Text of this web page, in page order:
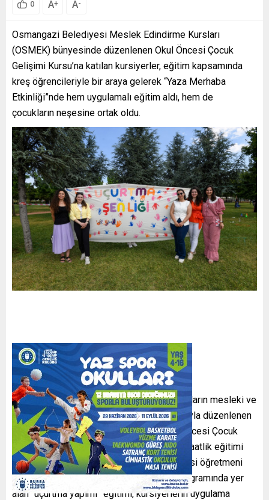
0 A+ A-
Osmangazi Belediyesi Meslek Edindirme Kursları
(OSMEK) bünyesinde düzenlenen Okul Öncesi Çocuk
Gelişimi Kursu’na katılan kursiyerler, eğitim kapsamında
kreş öğrencileriyle bir araya gelerek “Yaza Merhaba
Etkinliği”nde hem uygulamalı eğitim aldı, hem de
çocukların neşesine ortak oldu.
Osmangazi Belediyesi tarafından vatandaşların mesleki ve
sosyal gelişimlerine katkı sağlamak amacıyla düzenlenen
OSMEK kursları kapsamında açılan Okul Öncesi Çocuk
Gelişimi Kursu’na katılan 21 kursiyer, 380 saatlik eğitimi
başarıyla tamamlayarak yardımcı okul öncesi öğretmeni
olarak çalışma imkanı elde ediyor. Kurs programında yer
alan “uçurtma yapımı” eğitimi, kursiyerlerin uygulama